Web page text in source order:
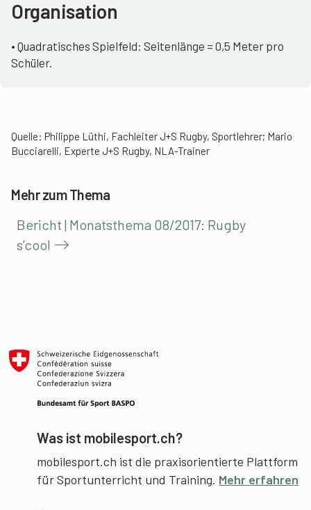
Organisation
• Quadratisches Spielfeld: Seitenlänge = 0,5 Meter pro
Schüler.
Quelle: Philippe Lüthi, Fachleiter J+S Rugby, Sportlehrer; Mario
Bucciarelli, Experte J+S Rugby, NLA-Trainer
Mehr zum Thema
Bericht | Monatsthema 08/2017: Rugby
s’cool
Was ist mobilesport.ch?
mobilesport.ch ist die praxisorientierte Plattform
für Sportunterricht und Training. Mehr erfahren